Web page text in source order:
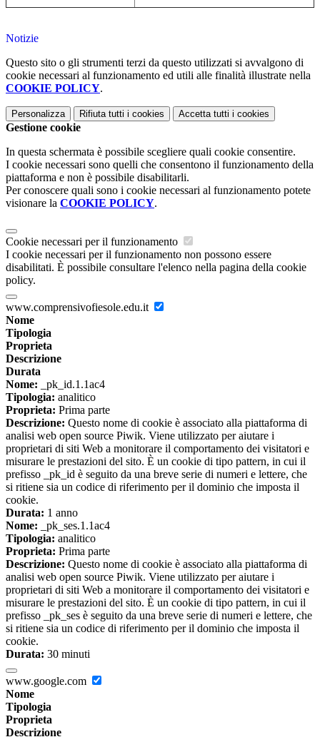
Notizie
Questo sito o gli strumenti terzi da questo utilizzati si avvalgono di
cookie necessari al funzionamento ed utili alle finalità illustrate nella
COOKIE POLICY.
Personalizza Rifiuta tutti i cookies Accetta tutti i cookies
Gestione cookie
In questa schermata è possibile scegliere quali cookie consentire.
I cookie necessari sono quelli che consentono il funzionamento della
piattaforma e non è possibile disabilitarli.
Per conoscere quali sono i cookie necessari al funzionamento potete
visionare la COOKIE POLICY.
Cookie necessari per il funzionamento
I cookie necessari per il funzionamento non possono essere
disabilitati. È possibile consultare l'elenco nella pagina della cookie
policy.
www.comprensivofiesole.edu.it
Nome
Tipologia
Proprieta
Descrizione
Durata
Nome: _pk_id.1.1ac4
Tipologia: analitico
Proprieta: Prima parte
Descrizione: Questo nome di cookie è associato alla piattaforma di
analisi web open source Piwik. Viene utilizzato per aiutare i
proprietari di siti Web a monitorare il comportamento dei visitatori e
misurare le prestazioni del sito. È un cookie di tipo pattern, in cui il
prefisso _pk_id è seguito da una breve serie di numeri e lettere, che
si ritiene sia un codice di riferimento per il dominio che imposta il
cookie.
Durata: 1 anno
Nome: _pk_ses.1.1ac4
Tipologia: analitico
Proprieta: Prima parte
Descrizione: Questo nome di cookie è associato alla piattaforma di
analisi web open source Piwik. Viene utilizzato per aiutare i
proprietari di siti Web a monitorare il comportamento dei visitatori e
misurare le prestazioni del sito. È un cookie di tipo pattern, in cui il
prefisso _pk_ses è seguito da una breve serie di numeri e lettere, che
si ritiene sia un codice di riferimento per il dominio che imposta il
cookie.
Durata: 30 minuti
www.google.com
Nome
Tipologia
Proprieta
Descrizione